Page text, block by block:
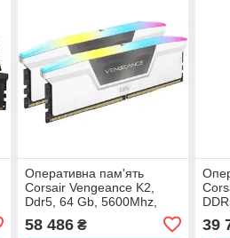
Оперативна пам'ять
Corsair Vengeance K2,
Ddr5, 64 Gb, 5600Mhz,
(CMH64GX5M2B5600C40W)
58 486₴ 39